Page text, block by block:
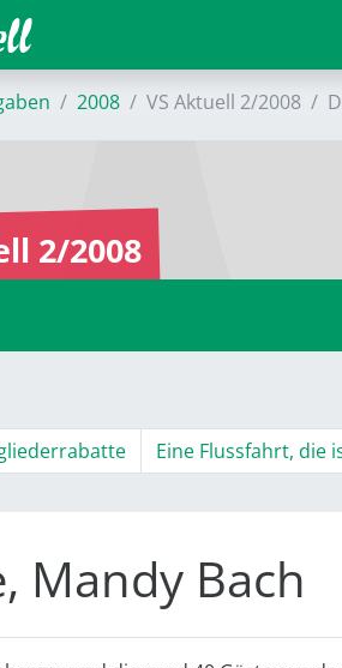
2008 VS Aktuell 2/2008
2/2008
Eine Flussfahrt, die
Mandy Bach